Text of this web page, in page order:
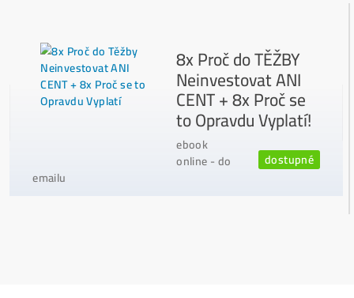
Masivní 6-8x Růst Krypta Začíná?